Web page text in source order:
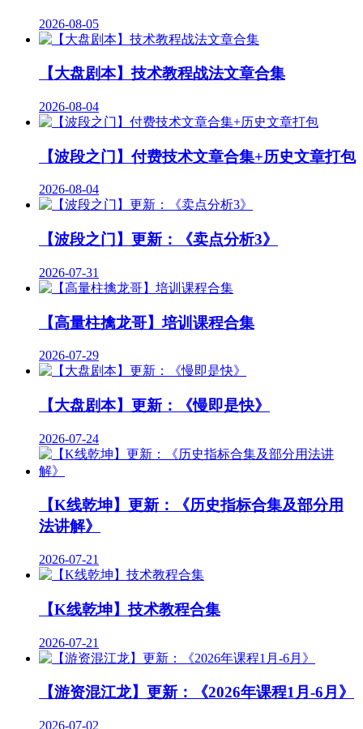
2026-08-05
【大盘剧本】技术教程战法文章合集
2026-08-04
【波段之门】付费技术文章合集+历史文章打包
2026-08-04
【波段之门】更新：《卖点分析3》
2026-07-31
【高量柱擒龙哥】培训课程合集
2026-07-29
【大盘剧本】更新：《慢即是快》
2026-07-24
【K线乾坤】更新：《历史指标合集及部分用
法讲解》
2026-07-21
【K线乾坤】技术教程合集
2026-07-21
【游资混江龙】更新：《2026年课程1月-6月》
2026-07-02